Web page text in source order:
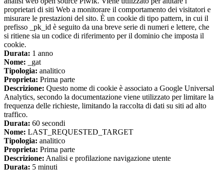
proprietari di siti Web a monitorare il comportamento dei visitatori e
misurare le prestazioni del sito. È un cookie di tipo pattern, in cui il
prefisso _pk_id è seguito da una breve serie di numeri e lettere, che
si ritiene sia un codice di riferimento per il dominio che imposta il
cookie.
Durata: 1 anno
Nome: _gat
Tipologia: analitico
Proprieta: Prima parte
Descrizione: Questo nome di cookie è associato a Google Universal
Analytics, secondo la documentazione viene utilizzato per limitare la
frequenza delle richieste, limitando la raccolta di dati su siti ad alto
traffico.
Durata: 60 secondi
Nome: LAST_REQUESTED_TARGET
Tipologia: analitico
Proprieta: Prima parte
Descrizione: Analisi e profilazione navigazione utente
Durata: 5 minuti